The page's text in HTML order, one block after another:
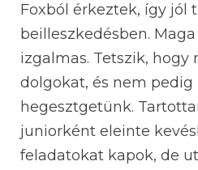
Foxból érkeztek, így jól
beilleszkedésben.
izgalmas. Tetszik,
dolgokat, és nem
hegesztgetünk.
juniorként eleinte
feladatokat kapok, de